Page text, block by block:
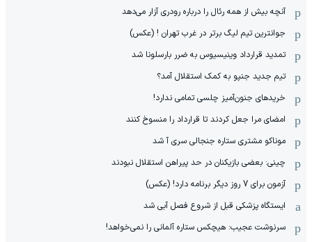
آنچه بیش از همه رئال را درباره رودری آزار می‌دهد
جوانترین تیم لیگ برتر در غرب تهران ! (عکس)
تمدید قرارداد وینیسیوس به ضرر بارسلونا شد
تیم جدید جنپو به کمک استقلال آمد؟
خریدهای جنون‌آمیز چلسی تمامی ندارد!
امضای مرا جعل کردند تا قرارداد را منسوخ کنند
موناکو مشتری ستاره جنجالی سری آ شد
چینی: بعضی بازیکنان در حد پیراهن استقلال نبودند
آزمون برای 7 روز دیگر برنامه دارد! (عکس)
ایستگاه پزشکی قبل از شروع فصل آبی شد
سرنوشت عجیب: هیچکس ستاره آلمانی را نمی‌خواهد!